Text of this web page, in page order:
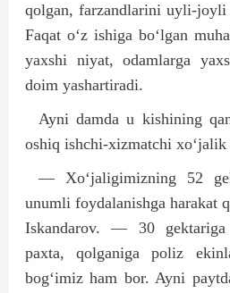
qolgan, farzand­larini uyli-
Faqat o‘z ishiga bo‘lgan
yaxshi niyat, odamlarga
doim yashartiradi.
Ayni damda u kishining
oshiq ishchi-xizmatchi xo‘jalik
— Xo‘jaligimizning 52
unumli foydalanishga
Iskandarov. — 30
paxta, qolganiga poliz
bog‘imiz ham bor. Ayni